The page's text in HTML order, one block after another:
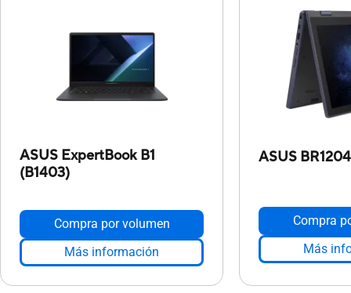
ASUS ExpertBook B1
(B1403)
Compra por volumen
Más información
ASUS
Compra
Más